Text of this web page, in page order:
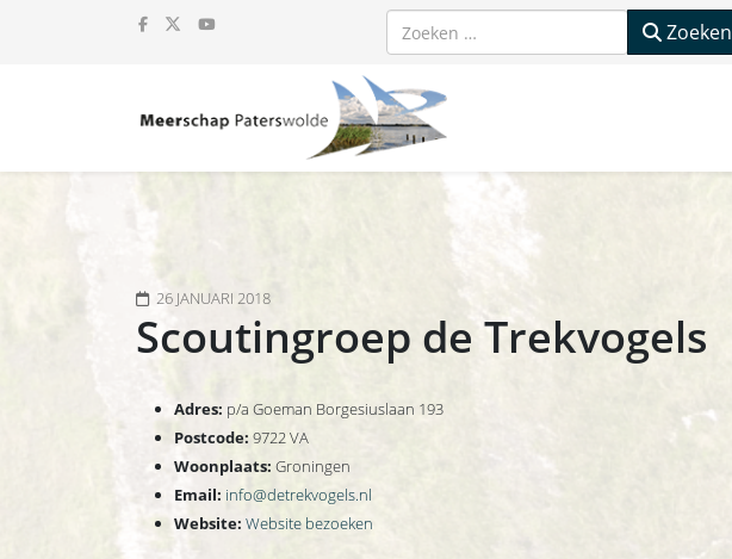
Zoeken Zoeken
26 JANUARI 2018
Scoutingroep de Trekvogels
Adres: p/a Goeman Borgesiuslaan 193
Postcode: 9722 VA
Woonplaats: Groningen
Email: info@detrekvogels.nl
Website: Website bezoeken